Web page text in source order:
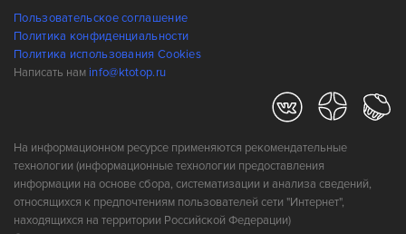
Пользовательское соглашение
Политика конфиденциальности
Политика использования Cookies
Написать нам info@ktotop.ru
На информационном ресурсе применяются рекомендательные
технологии (информационные технологии предоставления
информации на основе сбора, систематизации и анализа сведений,
относящихся к предпочтениям пользователей сети "Интернет",
находящихся на территории Российской Федерации)